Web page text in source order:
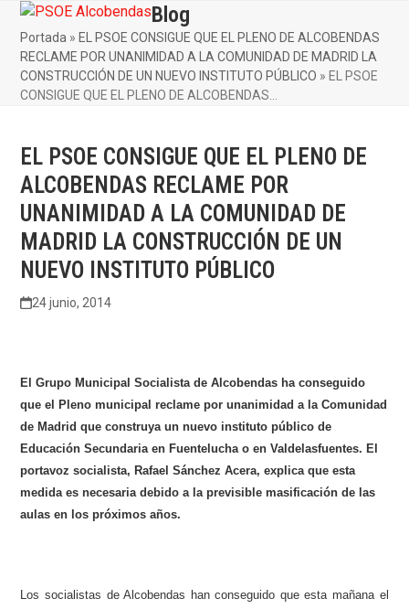
Skip
content
Open
mobile
menu
Close
mobile
menu
Blog
Portada » EL PSOE CONSIGUE QUE EL PLENO DE ALCOBENDAS
RECLAME POR UNANIMIDAD A LA COMUNIDAD DE MADRID LA
CONSTRUCCIÓN DE UN NUEVO INSTITUTO PÚBLICO » EL PSOE
CONSIGUE QUE EL PLENO DE ALCOBENDAS…
EL PSOE CONSIGUE QUE EL PLENO DE
ALCOBENDAS RECLAME POR
UNANIMIDAD A LA COMUNIDAD DE
MADRID LA CONSTRUCCIÓN DE UN
NUEVO INSTITUTO PÚBLICO
24 junio, 2014
El Grupo Municipal Socialista de Alcobendas ha conseguido
que el Pleno municipal reclame por unanimidad a la Comunidad
de Madrid que construya un nuevo instituto público de
Educación Secundaria en Fuentelucha o en Valdelasfuentes. El
portavoz socialista, Rafael Sánchez Acera, explica que esta
medida es necesaria debido a la previsible masificación de las
aulas en los próximos años.
Los socialistas de Alcobendas han conseguido que esta mañana el